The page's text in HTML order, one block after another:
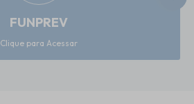
FUNPREV
Clique para Acessar